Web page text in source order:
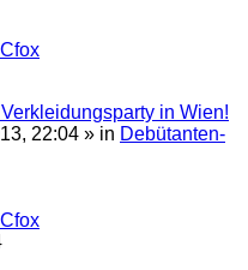
in Wien!
22:04 » in Debütanten-